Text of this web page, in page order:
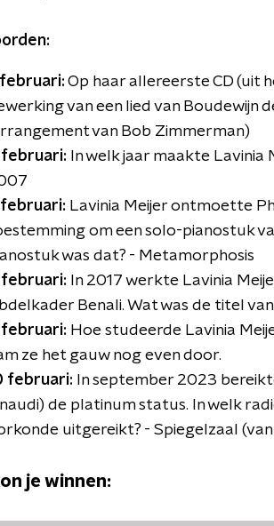
Op haar allereerste CD (uit
van een lied van Boudewijn
van Bob Zimmerman)
In welk jaar maakte Lavinia
Lavinia Meijer ontmoette
om een solo-pianostuk
was dat? - Metamorphosis
In 2017 werkte Lavinia
Benali. Wat was de titel
Hoe studeerde Lavinia
ze het gauw nog even door.
februari:
In september 2023
de platinum status. In welk
uitgereikt? - Spiegelzaal
je winnen: